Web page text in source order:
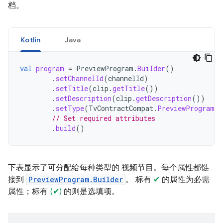
档。
Kotlin Java
val program = PreviewProgram .Builder()
. setChannelId(channelId)
. setTitle(clip .getTitle())
. setDescription(clip .getDescription())
. setType(TvContractCompat. PreviewPrograms
// Set required attributes
.build()
下表显示了可分配给每种类型的 视频节目。每个属性都链
接到
PreviewProgram.Builder 。 标有 ✔ 的属性为必需
属性；标有 (✔) 的则是选填项。